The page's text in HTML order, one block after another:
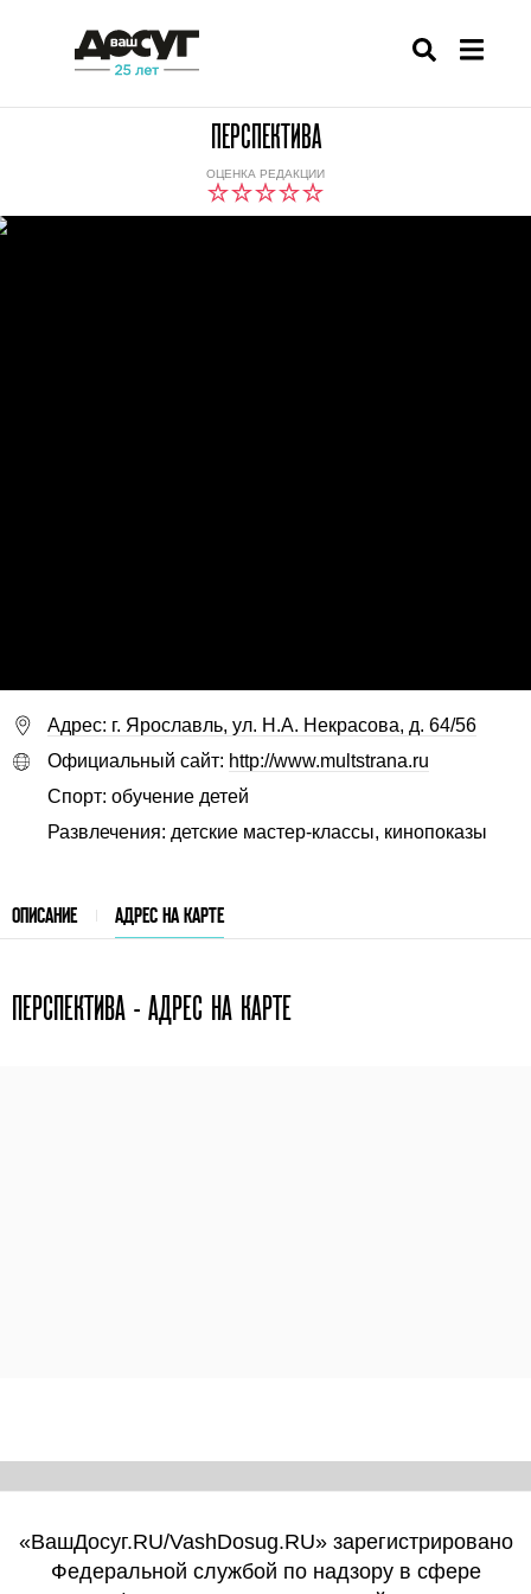
ПЕРСПЕКТИВА
ОЦЕНКА РЕДАКЦИИ
Адрес: г. Ярославль, ул. Н.А. Некрасова, д. 64/56
Официальный сайт: http://www.multstrana.ru
Спорт: обучение детей
Развлечения: детские мастер-классы, кинопоказы
ОПИСАНИЕ АДРЕС НА КАРТЕ
ПЕРСПЕКТИВА - АДРЕС НА КАРТЕ
«ВашДосуг.RU/VashDosug.RU» зарегистрировано
Федеральной службой по надзору в сфере